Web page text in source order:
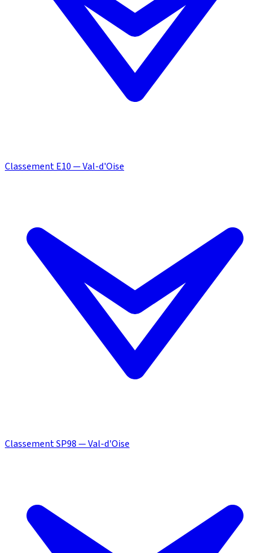
Classement E10 — Val-d'Oise
Classement SP98 — Val-d'Oise